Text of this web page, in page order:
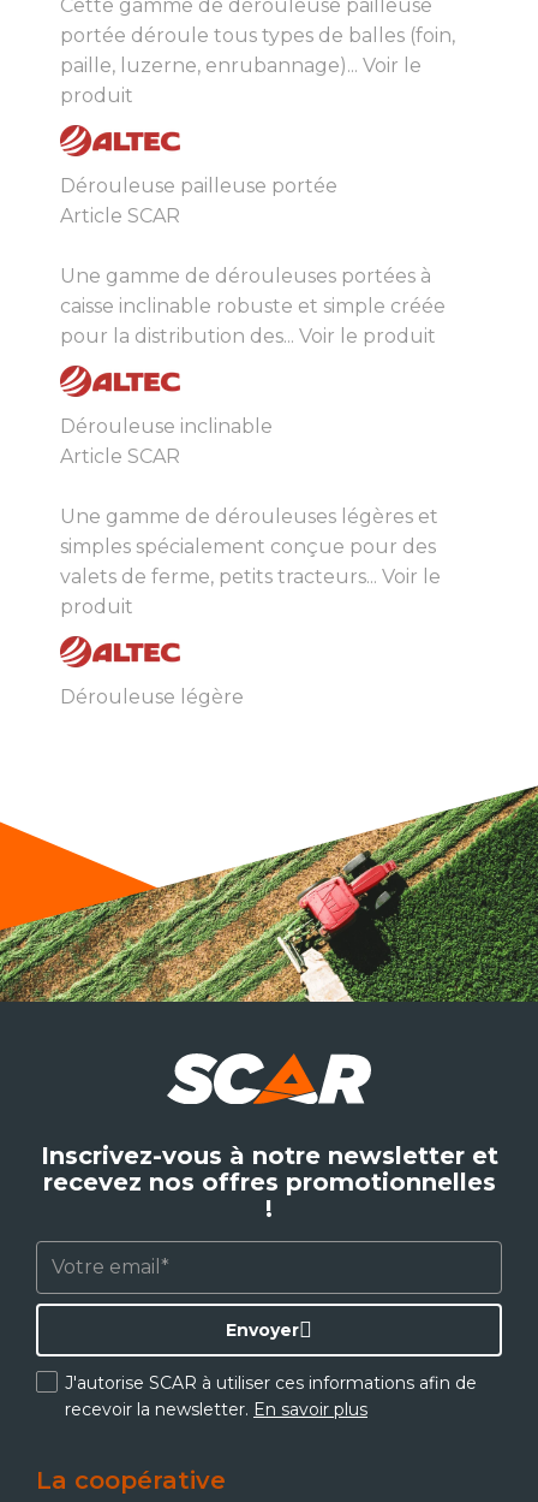
Cette gamme de dérouleuse pailleuse
portée déroule tous types de balles (foin,
paille, luzerne, enrubannage)... Voir le
produit
Dérouleuse pailleuse portée
Article SCAR
Une gamme de dérouleuses portées à
caisse inclinable robuste et simple créée
pour la distribution des... Voir le produit
Dérouleuse inclinable
Article SCAR
Une gamme de dérouleuses légères et
simples spécialement conçue pour des
valets de ferme, petits tracteurs... Voir le
produit
Dérouleuse légère
Inscrivez-vous à notre newsletter et
recevez nos offres promotionnelles
!
J'autorise SCAR à utiliser ces informations afin de
recevoir la newsletter. En savoir plus
Envoyer
La coopérative